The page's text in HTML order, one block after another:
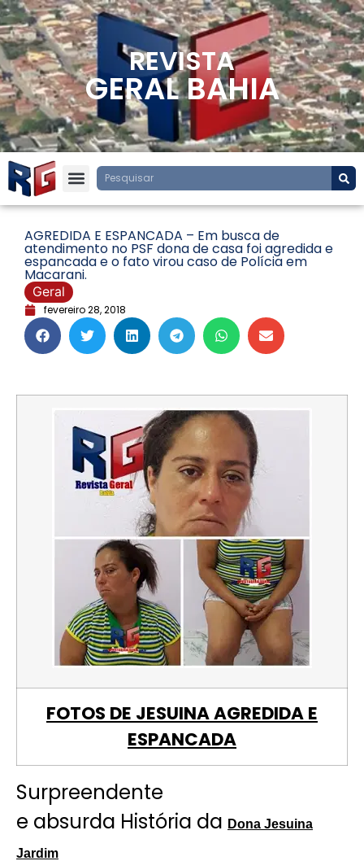
REVISTA
GERAL BAHIA
AGREDIDA E ESPANCADA – Em busca de
atendimento no PSF dona de casa foi agredida e
espancada e o fato virou caso de Polícia em
Macarani.
Geral
fevereiro 28, 2018
FOTOS DE JESUINA AGREDIDA E
ESPANCADA
Surpreendente
e absurda História da Dona Jesuina
Jardim